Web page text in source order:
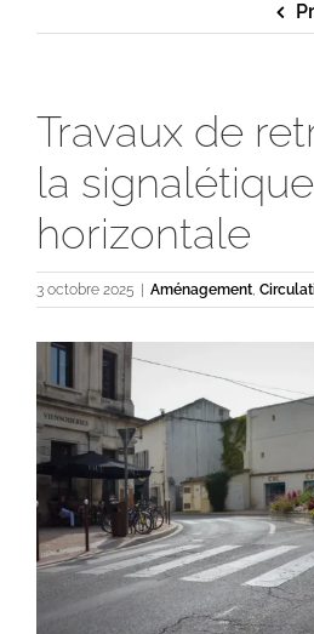
Travaux de
la signalétique
horizontale
3 octobre 2025 Aménagement,
Voir
l'image
agrandie